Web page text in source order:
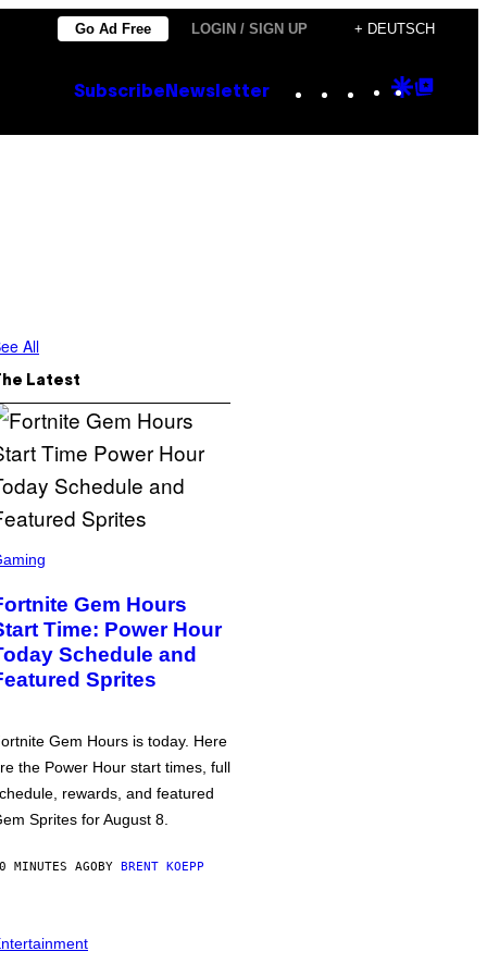
Go Ad Free LOGIN / SIGN UP + DEUTSCH
Subscribe Newsletter Instagram
TikTok
YouTube
Google
All
Latest
Gem Hours
Time: Power Hour
Schedule and
Sprites
Gem Hours is today. Here
the Power Hour start times, full
rewards, and featured
Sprites for August 8.
MINUTES AGOBY BRENT KOEPP